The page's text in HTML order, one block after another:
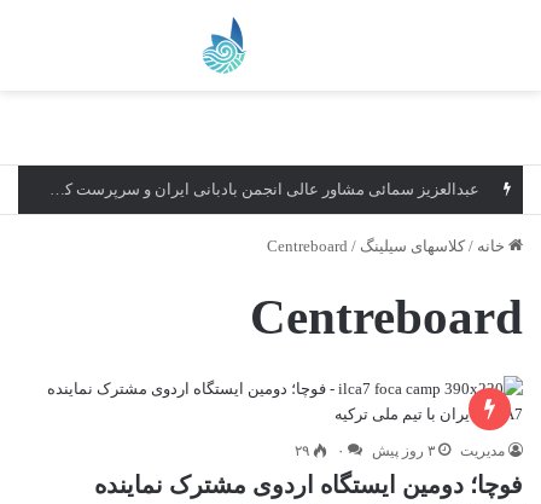
عبدالعزیز سمائی مشاور عالی انجمن بادبانی ایران و سرپرست کمیته بادبانی منطقه آزاد قشم شد
خانه / کلاسهای سیلینگ /
Centreboard
Centreboard
مدیریت ۳ روز پیش ۰ ۲۹
فوچا؛ دومین ایستگاه اردوی مشترک نماینده